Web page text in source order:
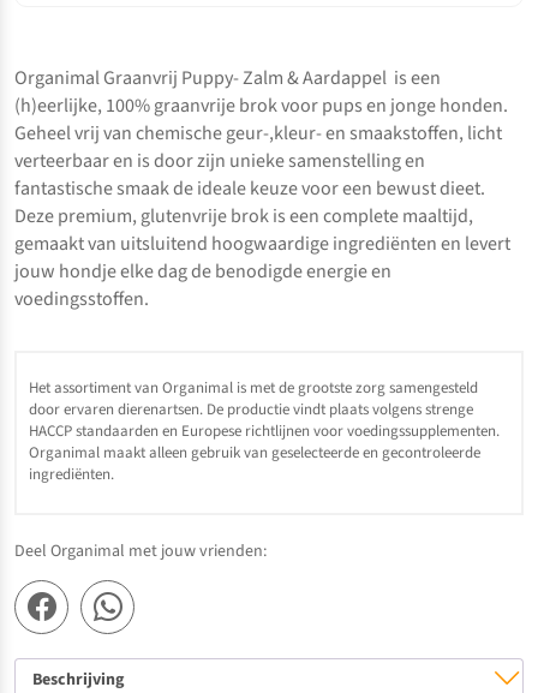
Organimal Graanvrij Puppy- Zalm & Aardappel is een
(h)eerlijke, 100% graanvrije brok voor pups en jonge honden.
Geheel vrij van chemische geur-,kleur- en smaakstoffen, licht
verteerbaar en is door zijn unieke samenstelling en
fantastische smaak de ideale keuze voor een bewust dieet.
Deze premium, glutenvrije brok is een complete maaltijd,
gemaakt van uitsluitend hoogwaardige ingrediënten en levert
jouw hondje elke dag de benodigde energie en
voedingsstoffen.
Het assortiment van Organimal is met de grootste zorg samengesteld
door ervaren dierenartsen. De productie vindt plaats volgens strenge
HACCP standaarden en Europese richtlijnen voor voedingssupplementen.
Organimal maakt alleen gebruik van geselecteerde en gecontroleerde
ingrediënten.
Deel Organimal met jouw vrienden:
Beschrijving